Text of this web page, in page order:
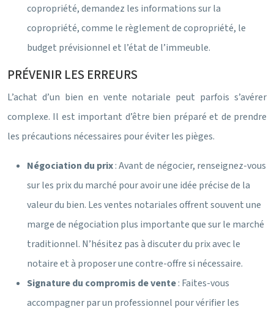
copropriété, demandez les informations sur la
copropriété, comme le règlement de copropriété, le
budget prévisionnel et l’état de l’immeuble.
PRÉVENIR LES ERREURS
L’achat d’un bien en vente notariale peut parfois s’avérer
complexe. Il est important d’être bien préparé et de prendre
les précautions nécessaires pour éviter les pièges.
Négociation du prix: Avant de négocier, renseignez-vous
sur les prix du marché pour avoir une idée précise de la
valeur du bien. Les ventes notariales offrent souvent une
marge de négociation plus importante que sur le marché
traditionnel. N’hésitez pas à discuter du prix avec le
notaire et à proposer une contre-offre si nécessaire.
Signature du compromis de vente: Faites-vous
accompagner par un professionnel pour vérifier les